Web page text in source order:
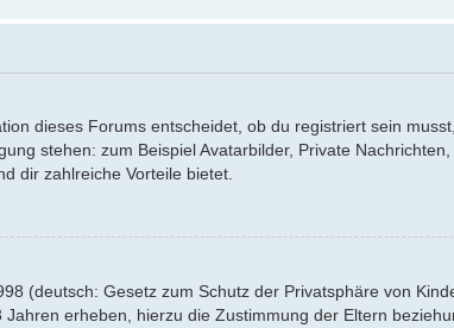
dieses Forums entscheidet, ob du registriert sein
stehen: zum Beispiel Avatarbilder, Private
dir zahlreiche Vorteile bietet.
(deutsch: Gesetz zum Schutz der Privatsphäre von
erheben, hierzu die Zustimmung der Eltern